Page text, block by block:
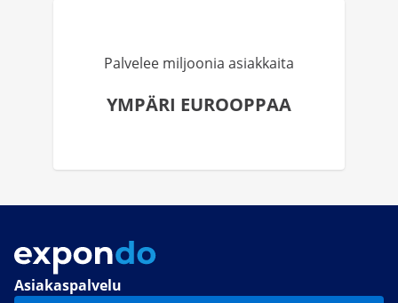
Palvelee miljoonia asiakkaita
YMPÄRI EUROOPPAA
Asiakaspalvelu